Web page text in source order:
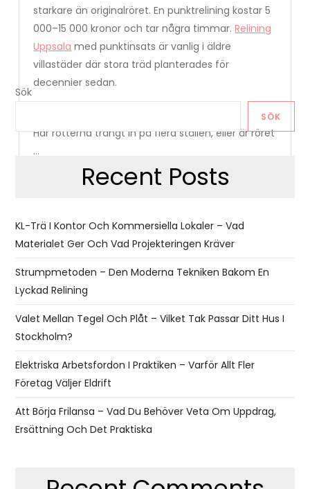
starkare än originalröret. En punktrelining kostar 5
000–15 000 kronor och tar några timmar.Relining
Uppsala med punktinsats är vanlig i äldre
villastäder där stora träd planterades för
decennier sedan.
Har rötterna trängt in på flera ställen, eller är röret
…
Sök
SÖK
Recent Posts
KL-Trä I Kontor Och Kommersiella Lokaler – Vad
Materialet Ger Och Vad Projekteringen Kräver
Strumpmetoden – Den Moderna Tekniken Bakom En
Lyckad Relining
Valet Mellan Tegel Och Plåt – Vilket Tak Passar Ditt Hus I
Stockholm?
Elektriska Arbetsfordon I Praktiken – Varför Allt Fler
Företag Väljer Eldrift
Att Börja Frilansa – Vad Du Behöver Veta Om Uppdrag,
Ersättning Och Det Praktiska